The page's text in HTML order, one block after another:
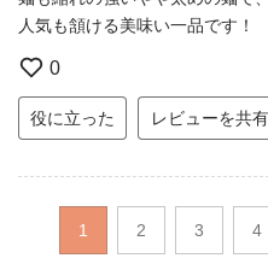
人気も頷ける美味い一品です！
0
役に立った レビューを共有
1 2 3 4